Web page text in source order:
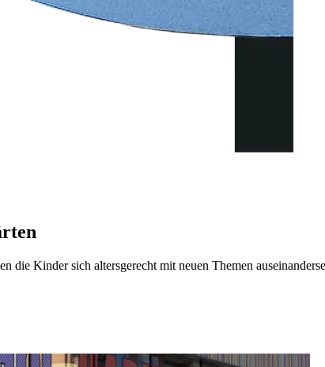
die Kinder sich altersgerecht mit neuen Themen